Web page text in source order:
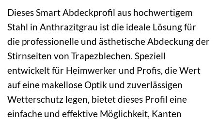
Dieses Smart Abdeckprofil aus hochwertigem
Stahl in Anthrazitgrau ist die ideale Lösung für
die professionelle und ästhetische Abdeckung der
Stirnseiten von Trapezblechen. Speziell
entwickelt für Heimwerker und Profis, die Wert
auf eine makellose Optik und zuverlässigen
Wetterschutz legen, bietet dieses Profil eine
einfache und effektive Möglichkeit, Kanten